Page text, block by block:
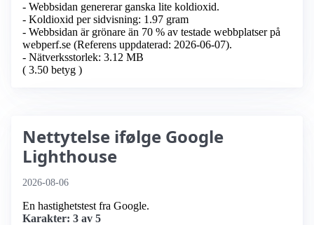
- Webbsidan genererar ganska lite koldioxid.
- Koldioxid per sidvisning: 1.97 gram
- Webbsidan är grönare än 70 % av testade webbplatser på
webperf.se (Referens uppdaterad: 2026-06-07).
- Nätverksstorlek: 3.12 MB
( 3.50 betyg )
Nettytelse ifølge Google
Lighthouse
2026-08-06
En hastighetstest fra Google.
Karakter: 3 av 5